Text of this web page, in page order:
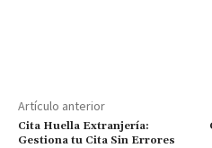
Artículo anterior
Cita Huella Extranjería:
Gestiona tu Cita Sin Errores